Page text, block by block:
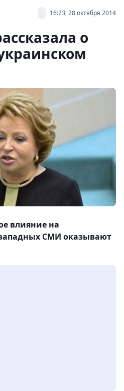
16:23, 28 октября 2014
о
влияние на
СМИ оказывают